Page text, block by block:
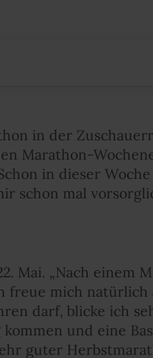
in der
Marathon-
in dieser
schon mal
Mai. „Nach einem
freue mich
darf, blicke ich
und eine
guter